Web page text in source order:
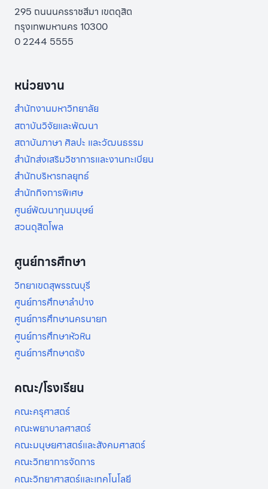
2567
รอบ
295 ถนนนครราชสีมา เขตดุสิต
กรุงเทพมหานคร 10300
0 2244 5555
หน่วยงาน
สำนักงานมหาวิทยาลัย
สถาบันวิจัยและพัฒนา
สถาบันภาษา ศิลปะ และวัฒนธรรม
สำนักส่งเสริมวิชาการและงานทะเบียน
สำนักบริหารกลยุทธ์
สำนักกิจการพิเศษ
ศูนย์พัฒนาทุนมนุษย์
สวนดุสิตโพล
ศูนย์การศึกษา
วิทยาเขตสุพรรณบุรี
ศูนย์การศึกษาลำปาง
ศูนย์การศึกษานครนายก
ศูนย์การศึกษาหัวหิน
ศูนย์การศึกษาตรัง
คณะ/โรงเรียน
คณะครุศาสตร์
คณะพยาบาลศาสตร์
คณะมนุษยศาสตร์และสังคมศาสตร์
คณะวิทยาการจัดการ
คณะวิทยาศาสตร์และเทคโนโลยี